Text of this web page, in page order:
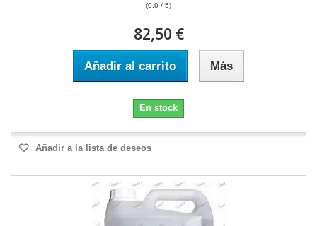
(0.0 / 5)
82,50 €
Añadir al carrito Más
En stock
Añadir a la lista de deseos